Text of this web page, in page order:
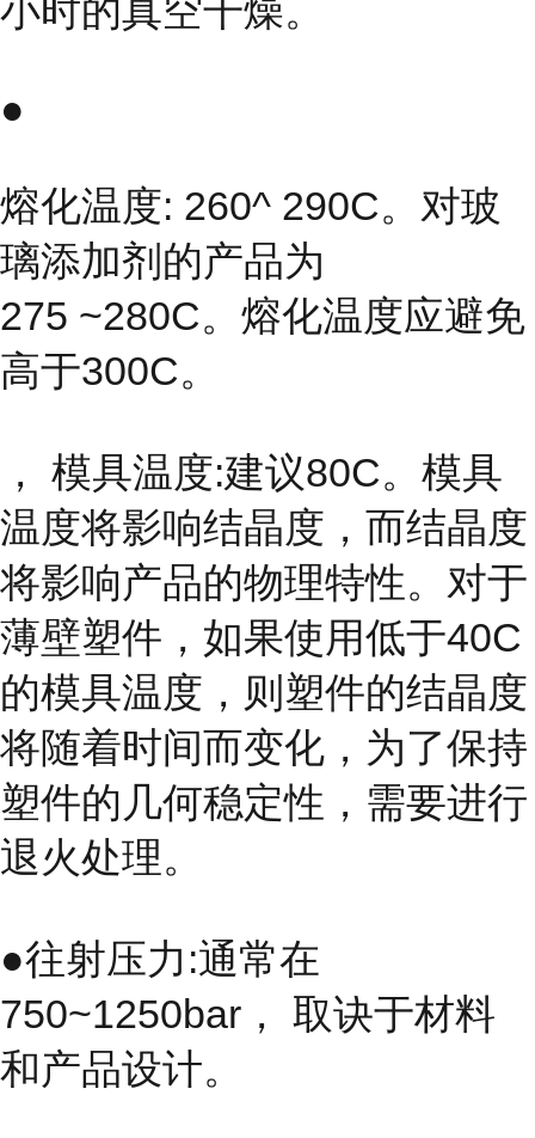
小时的真空干燥。
●
熔化温度: 260^ 290C。对玻
璃添加剂的产品为
275 ~280C。熔化温度应避免
高于300C。
， 模具温度:建议80C。模具
温度将影响结晶度，而结晶度
将影响产品的物理特性。对于
薄壁塑件，如果使用低于40C
的模具温度，则塑件的结晶度
将随着时间而变化，为了保持
塑件的几何稳定性，需要进行
退火处理。
●往射压力:通常在
750~1250bar， 取诀于材料
和产品设计。